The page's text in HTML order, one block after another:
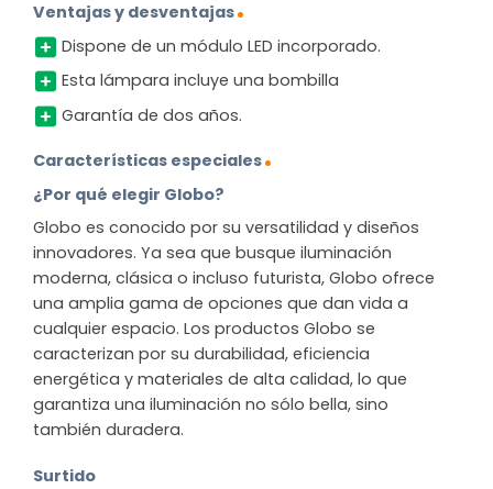
Ventajas y desventajas
Dispone de un módulo LED incorporado.
Esta lámpara incluye una bombilla
Garantía de dos años.
Características especiales
¿Por qué elegir Globo?
Globo es conocido por su versatilidad y diseños
innovadores. Ya sea que busque iluminación
moderna, clásica o incluso futurista, Globo ofrece
una amplia gama de opciones que dan vida a
cualquier espacio. Los productos Globo se
caracterizan por su durabilidad, eficiencia
energética y materiales de alta calidad, lo que
garantiza una iluminación no sólo bella, sino
también duradera.
Surtido